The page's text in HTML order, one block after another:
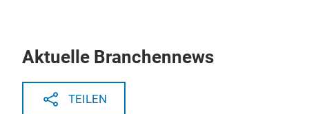
Aktuelle Branchennews
TEILEN